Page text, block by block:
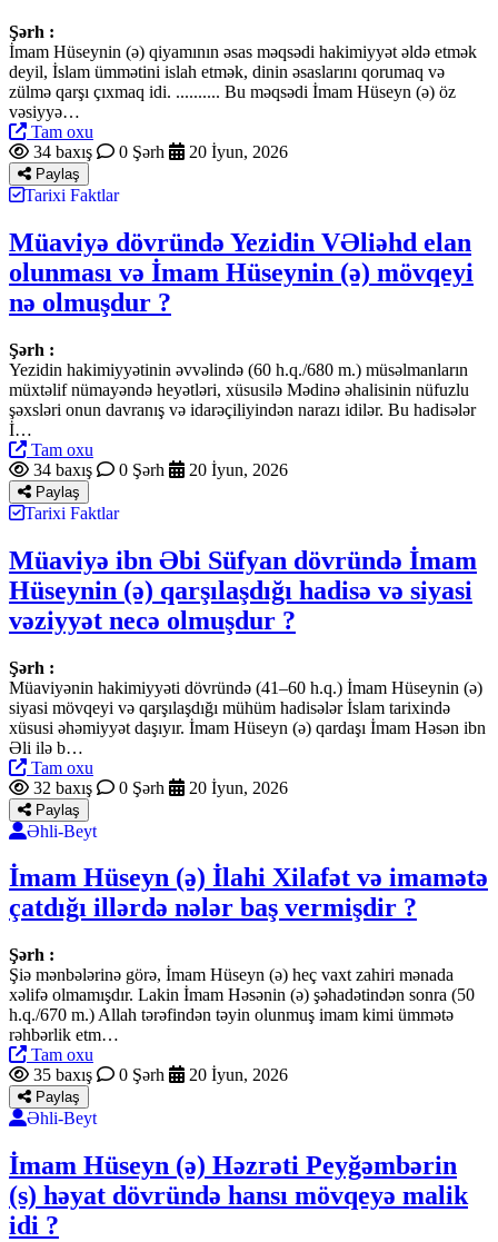
Şərh :
İmam Hüseynin (ə) qiyamının əsas məqsədi hakimiyyət əldə etmək
deyil, İslam ümmətini islah etmək, dinin əsaslarını qorumaq və
zülmə qarşı çıxmaq idi. .......... Bu məqsədi İmam Hüseyn (ə) öz
vəsiyyə…
Tam oxu
34 baxış
0 Şərh 20 İyun, 2026
Paylaş
Tarixi Faktlar
Müaviyə dövründə Yezidin VƏliəhd elan
olunması və İmam Hüseynin (ə) mövqeyi
nə olmuşdur ?
Şərh :
Yezidin hakimiyyətinin əvvəlində (60 h.q./680 m.) müsəlmanların
müxtəlif nümayəndə heyətləri, xüsusilə Mədinə əhalisinin nüfuzlu
şəxsləri onun davranış və idarəçiliyindən narazı idilər. Bu hadisələr
İ…
Tam oxu
34 baxış
0 Şərh 20 İyun, 2026
Paylaş
Tarixi Faktlar
Müaviyə ibn Əbi Süfyan dövründə İmam
Hüseynin (ə) qarşılaşdığı hadisə və siyasi
vəziyyət necə olmuşdur ?
Şərh :
Müaviyənin hakimiyyəti dövründə (41–60 h.q.) İmam Hüseynin (ə)
siyasi mövqeyi və qarşılaşdığı mühüm hadisələr İslam tarixində
xüsusi əhəmiyyət daşıyır. İmam Hüseyn (ə) qardaşı İmam Həsən ibn
Əli ilə b…
Tam oxu
32 baxış
0 Şərh 20 İyun, 2026
Paylaş
Əhli-Beyt
İmam Hüseyn (ə) İlahi Xilafət və imamətə
çatdığı illərdə nələr baş vermişdir ?
Şərh :
Şiə mənbələrinə görə, İmam Hüseyn (ə) heç vaxt zahiri mənada
xəlifə olmamışdır. Lakin İmam Həsənin (ə) şəhadətindən sonra (50
h.q./670 m.) Allah tərəfindən təyin olunmuş imam kimi ümmətə
rəhbərlik etm…
Tam oxu
35 baxış
0 Şərh 20 İyun, 2026
Paylaş
Əhli-Beyt
İmam Hüseyn (ə) Həzrəti Peyğəmbərin
(s) həyat dövründə hansı mövqeyə malik
idi ?